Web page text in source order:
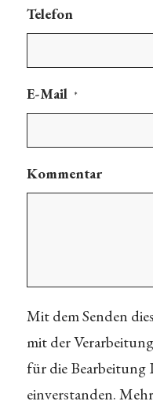
Telefon
E-Mail *
Kommentar
Mit dem Senden
mit der
für die
einverstanden.